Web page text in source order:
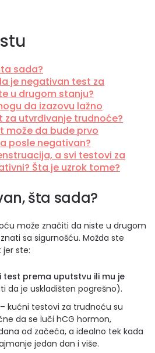
sada?
je negativan test za
u drugom stanju?
da izazovu lažno
za utvrđivanje trudnoće?
može da bude prvo
posle negativan?
a svi testovi za
Šta je uzrok tome?
šta sada?
može značiti da niste u drugom
sa sigurnošću. Možda ste
ste:
test prema uputstvu ili mu je
da je uskladišten pogrešno).
– kućni testovi za trudnoću su
da se luči hCG hormon,
od začeća, a idealno tek kada
jedan dan i više.